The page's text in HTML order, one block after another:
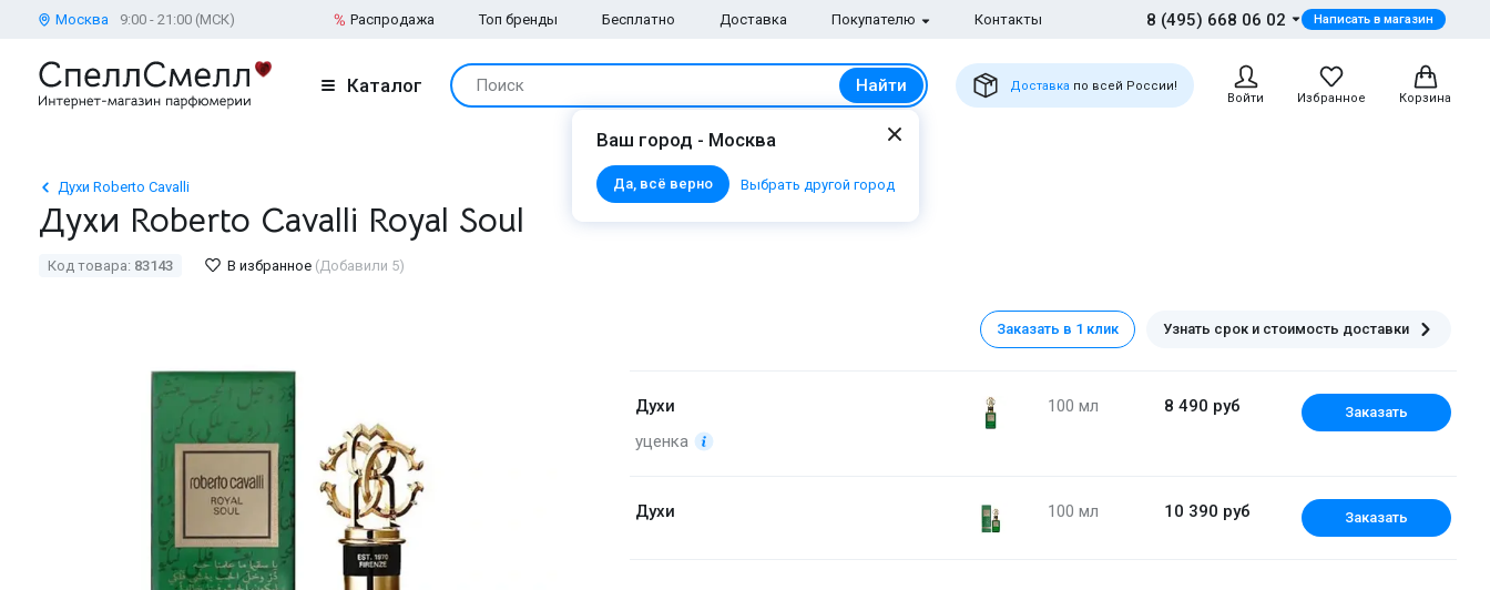
Москва 9:00 - 21:00 (МСК) Распродажа Топ бренды Бесплатно Доставка Покупателю Контакты 8 (495) 668 06 02 Написать в магазин
Каталог Поиск Найти Доставка по всей России!
Войти
Избранное Корзина
Ваш город - Москва
Да, всё верно Выбрать другой город
Духи Roberto Cavalli
Духи Roberto Cavalli Royal Soul
Код товара: 83143 В избранное (Добавили 5)
Заказать в 1 клик Узнать срок и стоимость доставки
Духи
уценка
8 490 руб
100 мл Заказать
Духи 10 390 руб
100 мл Заказать